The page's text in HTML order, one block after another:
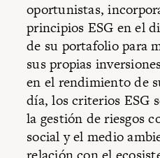
oportunistas,
principios ESG en el
de su portafolio para
sus propias
en el rendimiento de
día, los criterios ESG
la gestión de riesgos
social y el medio